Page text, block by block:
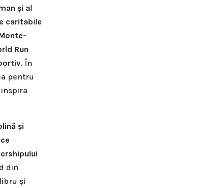
și al
caritabile
Run
. În
pentru
și
din
și